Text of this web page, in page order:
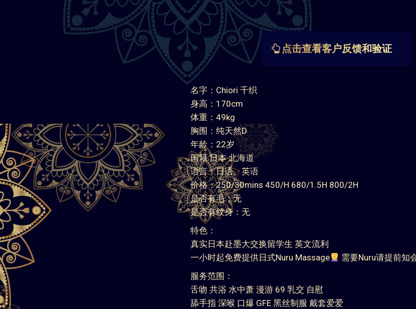
点击查看客户反馈和验证
名字：Chiori 千织
身高：170cm
体重：49kg
胸围：纯天然D
年龄：22岁
国籍:日本 北海道
语言：日语、英语
价格：250/30mins 450/H 680/1.5H 800/2H
是否有毛：无
是否有纹身：无
特色：
真实日本赴墨大交换留学生 英文流利
一小时起免费提供日式Nuru Massage
需要Nuru请提前知
服务范围：
舌吻 共浴 水中萧 漫游 69 乳交 自慰
舔手指 深喉 口爆 GFE 黑丝制服 戴套爱爱